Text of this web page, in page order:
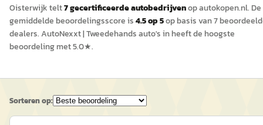
Oisterwijktelt7gecertificeerdeautobedrijvenopautokopen.nl. De
gemiddelde beoordelingsscore is4.5op 5op basis van7
dealers.AutoNexxt | Tweedehands auto's inheeft de hoogste
beoordeling met5.0★.
Sorteren op: